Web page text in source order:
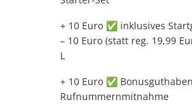
+ 10 Euro ✅ inklusives
– 10 Euro (statt reg. 19,99
L
+ 10 Euro ✅
Rufnummernmitnahme